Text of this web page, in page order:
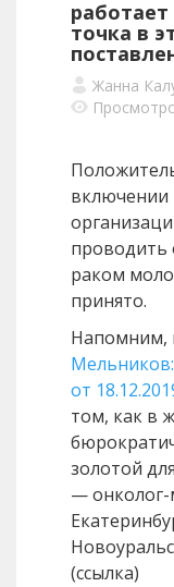
точка в
Жанна
проводить
раком
принято.
Напомним,
от
том, как в
золотой
—
(ссылка)